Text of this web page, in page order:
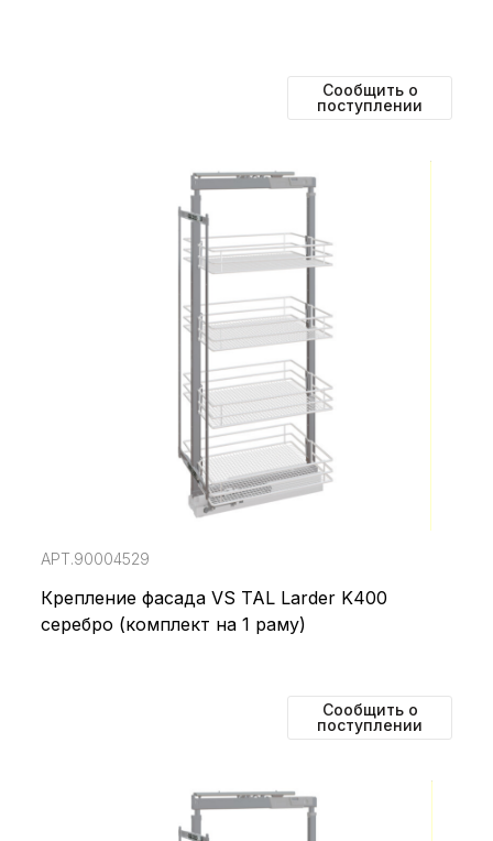
Сообщить о
поступлении
АРТ.90004529
Крепление фасада VS TAL Larder K400
серебро (комплект на 1 раму)
Сообщить о
поступлении